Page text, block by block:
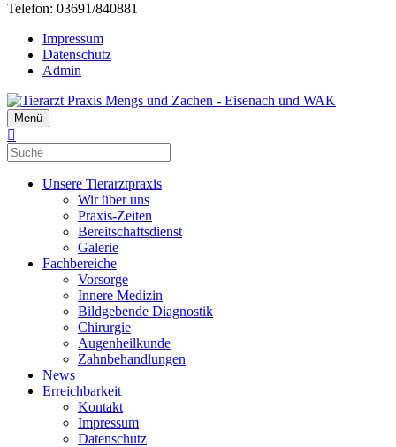
Telefon: 03691/840881
Impressum
Datenschutz
Admin
Menü
Unsere Tierarztpraxis
Wir über uns
Praxis-Zeiten
Bereitschaftsdienst
Galerie
Fachbereiche
Vorsorge
Innere Medizin
Bildgebende Diagnostik
Chirurgie
Augenheilkunde
Zahnbehandlungen
News
Erreichbarkeit
Kontakt
Impressum
Datenschutz